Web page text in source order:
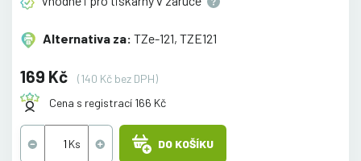
Alternativa za: TZe-121, TZE121
169 Kč
(140 Kč bez DPH)
Cena s registrací 166 Kč
DO KOŠÍKU